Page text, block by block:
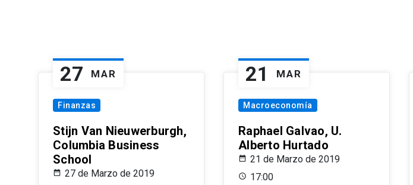
27 MAR
Finanzas
Stijn Van Nieuwerburgh,
Columbia Business
School
27 de Marzo de 2019
21 MAR
Macroeconomía
Raphael Galvao, U.
Alberto Hurtado
21 de Marzo de 2019
17:00